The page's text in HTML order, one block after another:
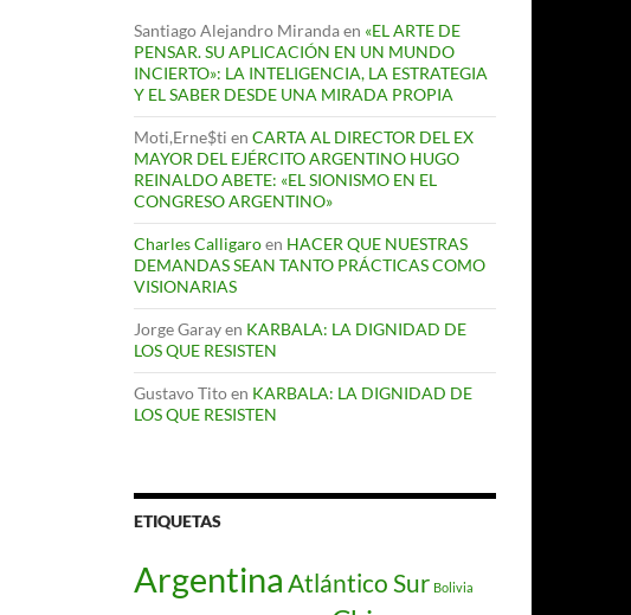
Santiago Alejandro Mirandaen «EL ARTE DE
PENSAR. SU APLICACIÓN EN UN MUNDO
INCIERTO»: LA INTELIGENCIA, LA ESTRATEGIA
Y EL SABER DESDE UNA MIRADA PROPIA
Moti,Erne$ti en CARTA AL DIRECTOR DEL EX
MAYOR DEL EJÉRCITO ARGENTINO HUGO
REINALDO ABETE: «EL SIONISMO EN EL
CONGRESO ARGENTINO»
Charles Calligaroen HACER QUE NUESTRAS
DEMANDAS SEAN TANTO PRÁCTICAS COMO
VISIONARIAS
Jorge Garayen KARBALA: LA DIGNIDAD DE
LOS QUE RESISTEN
Gustavo Titoen KARBALA: LA DIGNIDAD DE
LOS QUE RESISTEN
ETIQUETAS
Argentina Atlántico Sur Bolivia